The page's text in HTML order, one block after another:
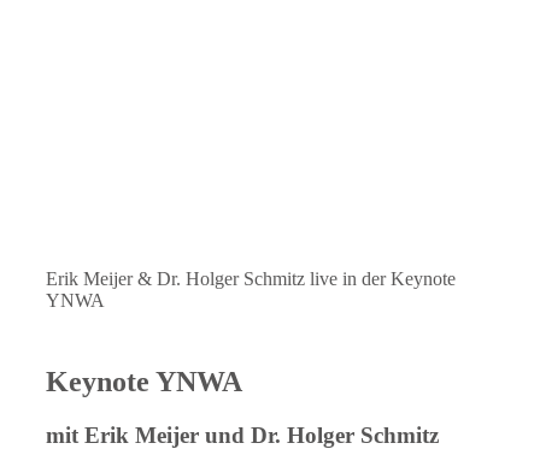
Erik Meijer & Dr. Holger Schmitz live in der Keynote
YNWA
Keynote YNWA
mit Erik Meijer und Dr. Holger Schmitz